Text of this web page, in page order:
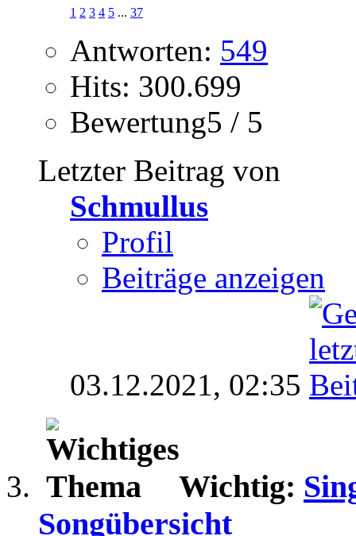
1 2 3 4 5 ... 37
Antworten: 549
Hits: 300.699
Bewertung5 / 5
Letzter Beitrag von
Schmullus
Profil
Beiträge anzeigen
03.12.2021, 02:35
Wichtig:
Songübersicht